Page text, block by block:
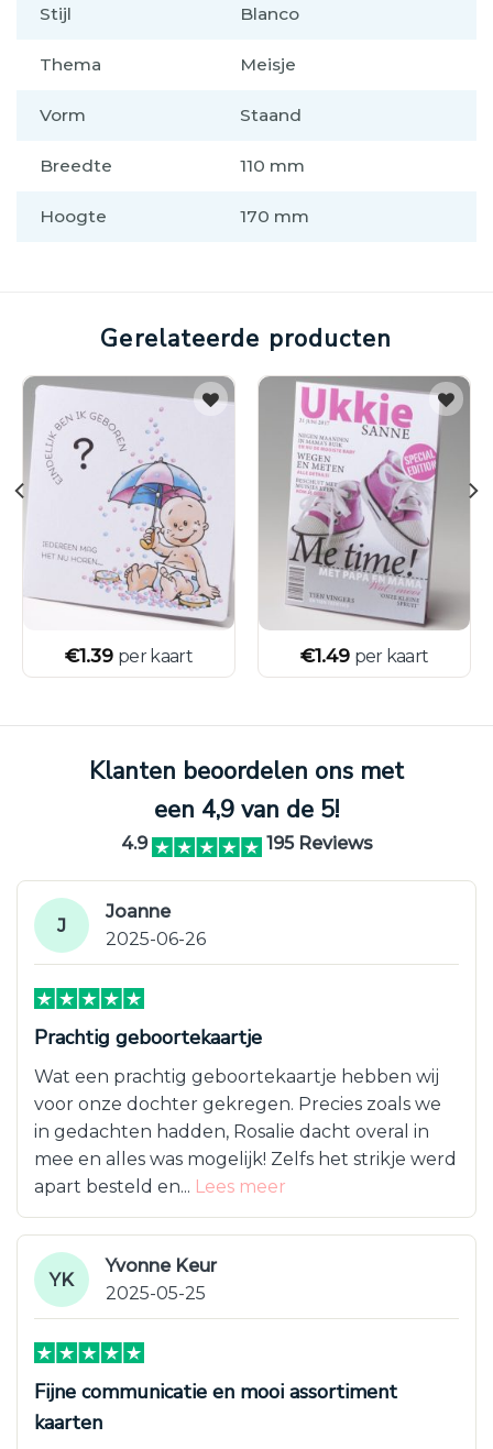
Stijl Blanco
Thema Meisje
Vorm Staand
Breedte 110 mm
Hoogte 170 mm
Gerelateerde producten
€1.39 per kaart €1.49 per kaart
Klanten beoordelen ons met
een 4,9 van de 5!
4.9 195 Reviews
J
Joanne
2025-06-26
Prachtig geboortekaartje
Wat een prachtig geboortekaartje hebben wij
voor onze dochter gekregen. Precies zoals we
in gedachten hadden, Rosalie dacht overal in
mee en alles was mogelijk! Zelfs het strikje werd
apart besteld en... Lees meer
YK
Yvonne Keur
2025-05-25
Fijne communicatie en mooi assortiment
kaarten